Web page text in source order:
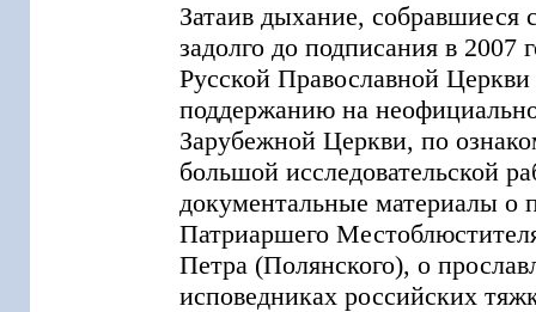
Затаив дыхание,
задолго до подписания в 2007
Русской Православной
поддержанию на
Зарубежной Церкви, по
большой исследовательской
документальные материалы о
Патриаршего
Петра (Полянского), о
исповедниках российских